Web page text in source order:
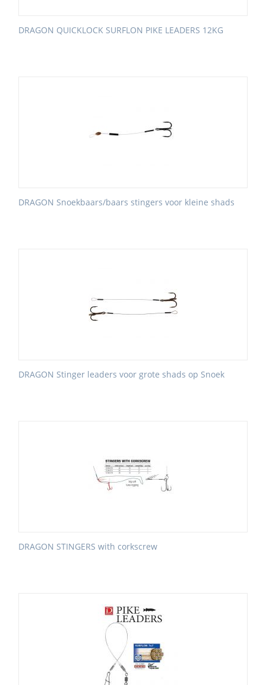
DRAGON QUICKLOCK SURFLON PIKE LEADERS 12KG
DRAGON Snoekbaars/baars stingers voor kleine shads
DRAGON Stinger leaders voor grote shads op Snoek
DRAGON STINGERS with corkscrew